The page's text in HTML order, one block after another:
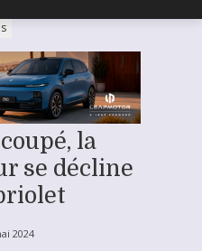
la
se décline
2024